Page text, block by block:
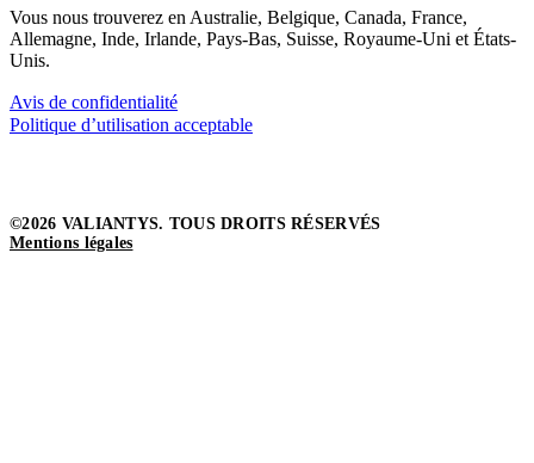
Vous nous trouverez en Australie, Belgique, Canada, France,
Allemagne, Inde, Irlande, Pays-Bas, Suisse, Royaume-Uni et États-
Unis.
Avis de confidentialité
Politique d’utilisation acceptable
©2026 VALIANTYS. TOUS DROITS RÉSERVÉS
Mentions légales